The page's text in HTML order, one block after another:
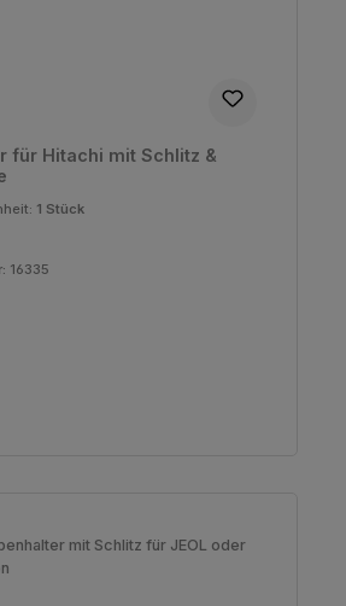
für Hitachi mit Schlitz &
1 Stück
16335